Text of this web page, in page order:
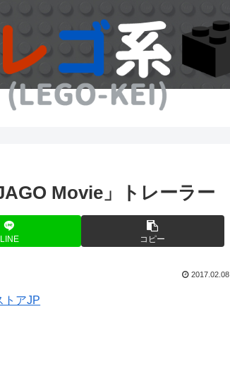
Movie」トレーラー
LINE コピー
2017.02.08